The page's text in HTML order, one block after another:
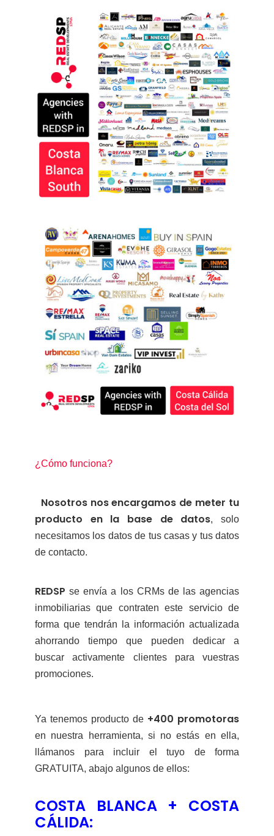
¿Cómo funciona?
Nosotros nos encargamos de meter tu
producto en la base de datos, solo
necesitamos los datos de tus casas y tus datos
de contacto.
REDSP se envía a los CRMs de las agencias
inmobiliarias que contraten este servicio de
forma que tendrán la información actualizada
ahorrando tiempo que pueden dedicar a
buscar activamente clientes para vuestras
promociones.
Ya tenemos producto de +400 promotoras
en nuestra herramienta, si no estás en ella,
llámanos para incluir el tuyo de forma
GRATUITA, abajo algunos de ellos:
COSTA BLANCA + COSTA
CÁLIDA: